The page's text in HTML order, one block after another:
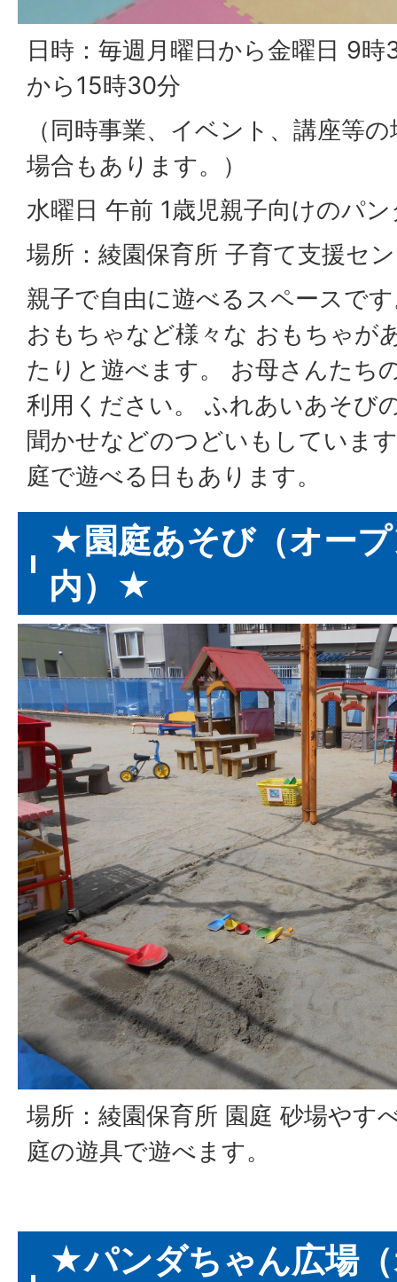
日時：毎週月曜日から金曜日 9
から15時30分
（同時事業、イベント、講座等
場合もあります。）
水曜日 午前 1歳児親子向けのパ
場所：綾園保育所 子育て支援セ
親子で自由に遊べるスペースで
おもちゃなど様々な おもちゃが
たりと遊べます。 お母さんたち
利用ください。 ふれあいあそび
聞かせなどのつどいもしていま
庭で遊べる日もあります。
★園庭あそび（オー
内）★
場所：綾園保育所 園庭 砂場やす
庭の遊具で遊べます。
★パンダちゃん広場